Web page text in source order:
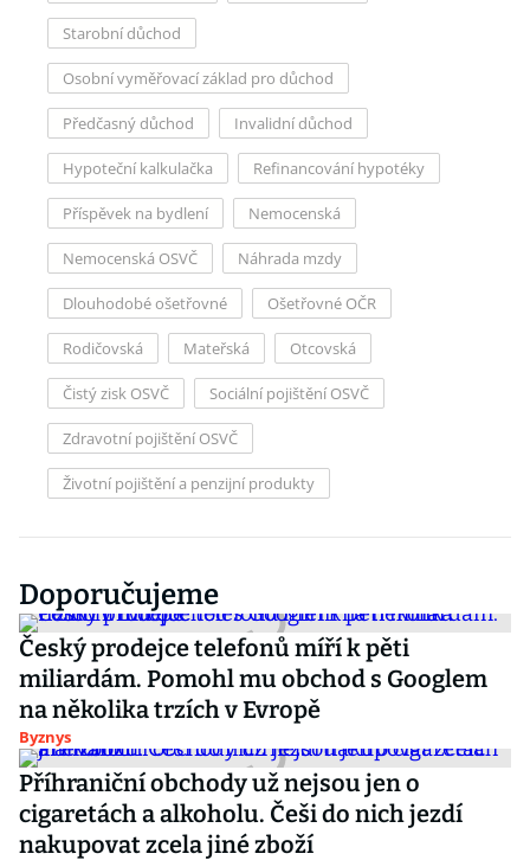
Starobní důchod
Osobní vyměřovací základ pro důchod
Předčasný důchod Invalidní důchod
Hypoteční kalkulačka Refinancování hypotéky
Příspěvek na bydlení Nemocenská
Nemocenská OSVČ Náhrada mzdy
Dlouhodobé ošetřovné Ošetřovné OČR
Rodičovská Mateřská Otcovská
Čistý zisk OSVČ Sociální pojištění OSVČ
Zdravotní pojištění OSVČ
Životní pojištění a penzijní produkty
Doporučujeme
Český prodejce telefonů míří k pěti
miliardám. Pomohl mu obchod s Googlem
na několika trzích v Evropě
Byznys
Příhraniční obchody už nejsou jen o
cigaretách a alkoholu. Češi do nich jezdí
nakupovat zcela jiné zboží